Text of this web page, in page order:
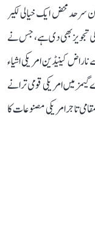
سرحد محض ایک خیالی لکیر
ریاست بنانے کی تجویز بھی دی ہے، جس نے
کینیڈین امریکی اشیاء
میں امریکی قومی ترانے
تاجر امریکی مصنوعات کا